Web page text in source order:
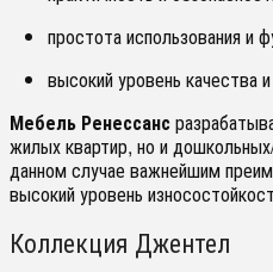
простота использования и
высокий уровень качества
Мебель Ренессанс
жилых квартир, но и
данном случае важнейшим
высокий уровень
Коллекция Джентел